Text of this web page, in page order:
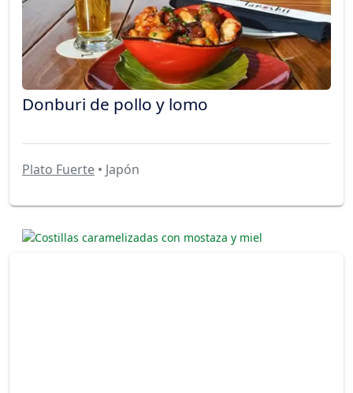
Donburi de pollo y lomo
Plato Fuerte • Japón